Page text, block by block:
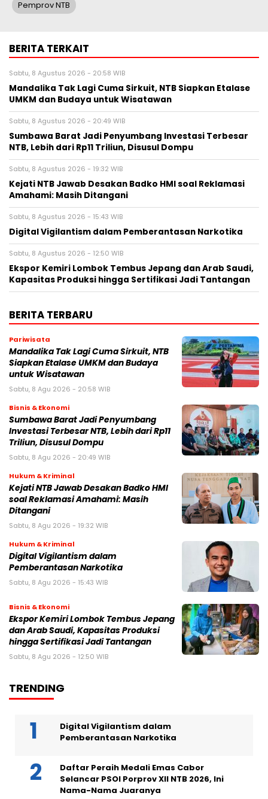
Pemprov NTB
BERITA TERKAIT
Sabtu, 8 Agustus 2026 - 20:58 WIB
Mandalika Tak Lagi Cuma Sirkuit, NTB Siapkan Etalase
UMKM dan Budaya untuk Wisatawan
Sabtu, 8 Agustus 2026 - 20:49 WIB
Sumbawa Barat Jadi Penyumbang Investasi Terbesar
NTB, Lebih dari Rp11 Triliun, Disusul Dompu
Sabtu, 8 Agustus 2026 - 19:32 WIB
Kejati NTB Jawab Desakan Badko HMI soal Reklamasi
Amahami: Masih Ditangani
Sabtu, 8 Agustus 2026 - 15:43 WIB
Digital Vigilantism dalam Pemberantasan Narkotika
Sabtu, 8 Agustus 2026 - 12:50 WIB
Ekspor Kemiri Lombok Tembus Jepang dan Arab Saudi,
Kapasitas Produksi hingga Sertifikasi Jadi Tantangan
BERITA TERBARU
Pariwisata
Mandalika Tak Lagi Cuma Sirkuit, NTB
Siapkan Etalase UMKM dan Budaya
untuk Wisatawan
Sabtu, 8 Agu 2026 - 20:58 WIB
Bisnis & Ekonomi
Sumbawa Barat Jadi Penyumbang
Investasi Terbesar NTB, Lebih dari Rp11
Triliun, Disusul Dompu
Sabtu, 8 Agu 2026 - 20:49 WIB
Hukum & Kriminal
Kejati NTB Jawab Desakan Badko HMI
soal Reklamasi Amahami: Masih
Ditangani
Sabtu, 8 Agu 2026 - 19:32 WIB
Hukum & Kriminal
Digital Vigilantism dalam
Pemberantasan Narkotika
Sabtu, 8 Agu 2026 - 15:43 WIB
Bisnis & Ekonomi
Ekspor Kemiri Lombok Tembus Jepang
dan Arab Saudi, Kapasitas Produksi
hingga Sertifikasi Jadi Tantangan
Sabtu, 8 Agu 2026 - 12:50 WIB
TRENDING
Digital Vigilantism dalam
Pemberantasan Narkotika
Daftar Peraih Medali Emas Cabor
Selancar PSOI Porprov XII NTB 2026, Ini
Nama-Nama Juaranya